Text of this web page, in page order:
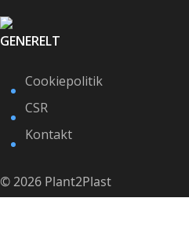
GENERELT
Cookiepolitik
CSR
Kontakt
© 2026 Plant2Plast